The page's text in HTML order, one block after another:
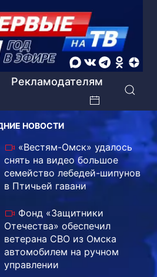
Рекламодателям
НОВОСТИ
«Вестям-Омск» удалось
снять на видео большое
семейство лебедей-шипунов
в Птичьей гавани
Фонд «Защитники
Отечества» обеспечил
ветерана СВО из Омска
автомобилем на ручном
управлении